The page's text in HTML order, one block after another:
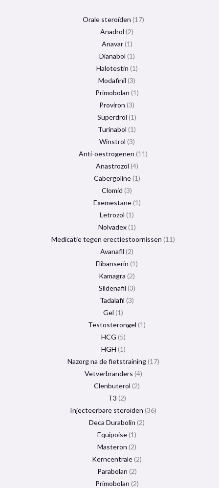
Orale steroïden 17
Anadrol 2
Anavar 1
Dianabol 1
Halotestin 1
Modafinil 3
Primobolan 1
Proviron 3
Superdrol 1
Turinabol 1
Winstrol 3
Anti-oestrogenen 11
Anastrozol 4
Cabergoline 1
Clomid 3
Exemestane 1
Letrozol 1
Nolvadex 1
Medicatie tegen erectiestoornissen 11
Avanafil 2
Flibanserin 1
Kamagra 2
Sildenafil 3
Tadalafil 3
Gel 1
Testosterongel 1
HCG 5
HGH 1
Nazorg na de fietstraining 17
Vetverbranders 4
Clenbuterol 2
T3 2
Injecteerbare steroïden 36
Deca Durabolin 2
Equipoise 1
Masteron 2
Kerncentrale 2
Parabolan 2
Primobolan 2